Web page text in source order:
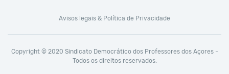
Avisos legais & Política de Privacidade
Copyright © 2020 Sindicato Democrático dos Professores dos Açores -
Todos os direitos reservados.